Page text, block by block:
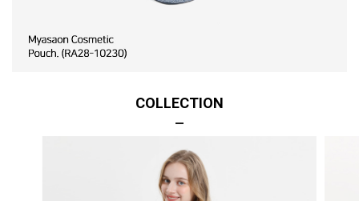
COLLECTION